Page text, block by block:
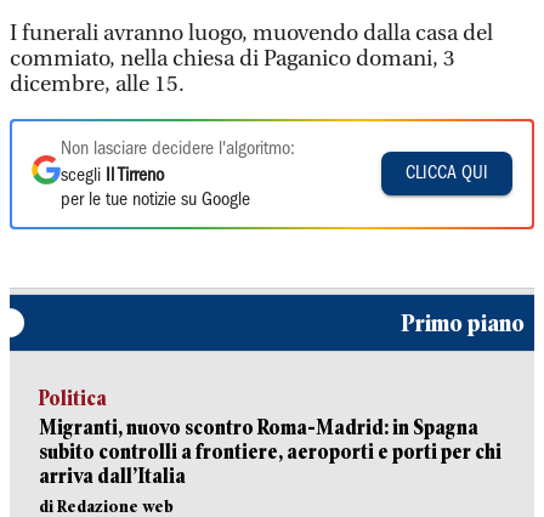
I funerali avranno luogo, muovendo dalla casa del
commiato, nella chiesa di Paganico domani, 3
dicembre, alle 15.
Non lasciare decidere l'algoritmo:
scegli
Il Tirreno
per le tue notizie su Google
CLICCA QUI
Primo piano
Politica
Migranti, nuovo scontro Roma-Madrid: in Spagna
subito controlli a frontiere, aeroporti e porti per chi
arriva dall’Italia
di Redazione web